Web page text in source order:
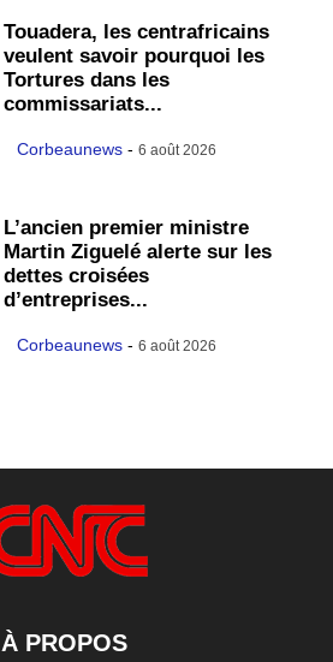
Touadera, les centrafricains
veulent savoir pourquoi les
Tortures dans les
commissariats...
Corbeaunews - 6 août 2026
L’ancien premier ministre
Martin Ziguelé alerte sur les
dettes croisées
d’entreprises...
Corbeaunews - 6 août 2026
À PROPOS